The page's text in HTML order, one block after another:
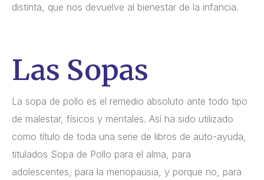
distinta, que nos devuelve al bienestar de la infancia.
Las Sopas
La sopa de pollo es el remedio absoluto ante todo tipo
de malestar, físicos y mentales. Así ha sido utilizado
como título de toda una serie de libros de auto-ayuda,
titulados Sopa de Pollo para el alma, para
adolescentes, para la menopausia, y porque no, para